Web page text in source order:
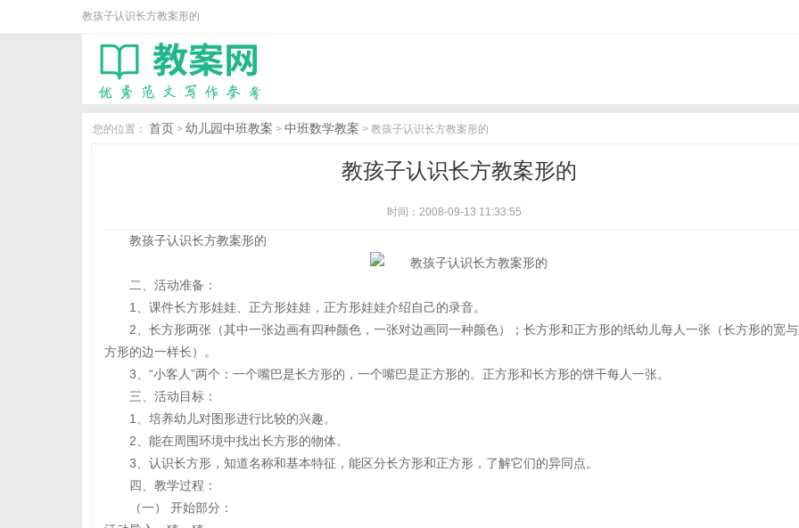
教孩子认识长方教案形的
您的位置： 首页 > 幼儿园中班教案 > 中班数学教案 > 教孩子认识长方教案形的
教孩子认识长方教案形的
时间：2008-09-13 11:33:55
教孩子认识长方教案形的
二、活动准备：
1、课件长方形娃娃、正方形娃娃，正方形娃娃介绍自己的录音。
2、长方形两张（其中一张边画有四种颜色，一张对边画同一种颜色）；长方形和正方形的纸幼儿每人一张（长方形的宽
方形的边一样长）。
3、“小客人”两个：一个嘴巴是长方形的，一个嘴巴是正方形的。正方形和长方形的饼干每人一张。
三、活动目标：
1、培养幼儿对图形进行比较的兴趣。
2、能在周围环境中找出长方形的物体。
3、认识长方形，知道名称和基本特征，能区分长方形和正方形，了解它们的异同点。
四、教学过程：
（一） 开始部分：